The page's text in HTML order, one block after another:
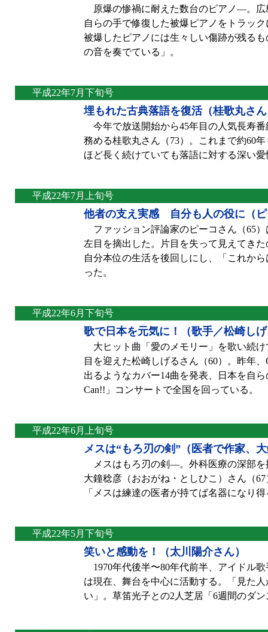
原爆の惨禍に耐えた数台のピアノ—。広
自らの手で修復した被爆ピアノをトラッ
被爆したピアノには生々しい傷跡が残る
の音を奏でている」。
平成22年7月下旬号
埋もれた古典落語を復活（桂歌丸さ
今年で放送開始から45年目の人気長寿
務める桂歌丸さん（73）。これまで約60
ほど長く続けていても落語に対する深い
平成22年7月上旬号
他者の支え実感 自分も人の役に（
ファッション評論家のピーコさん（65
左目を摘出した。片目を失って見えてき
自分本位の生活を後回しにし、「これか
った。
平成22年6月下旬号
歌で日本を元気に！（歌手／松崎し
大ヒット曲「愛のメモリー」を歌い続
目を迎えた松崎しげるさん（60）。昨年
出るようなカバー14曲を発表、日本を自
Can!!」コンサートで全国を回っている。
平成22年6月上旬号
メスは“もろ刃の剣”（医者で作家、
メスはもろ刃の剣—。外科医療の深部を
大鐘稔彦（おおがね・としひこ）さん（
「メスは練達の医者が持てば名器になり
平成22年5月下旬号
笑いと感動を！（太川陽介さん）
1970年代後半〜80年代前半、アイドル
は現在、舞台を中心に活動する。「見た
い」。草笛光子との2人芝居「6週間のダ